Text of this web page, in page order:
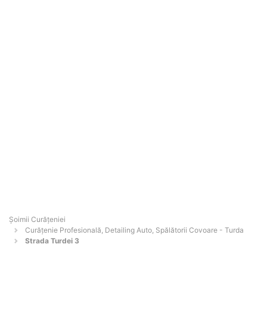
Șoimii Curățeniei
Curățenie Profesională, Detailing Auto, Spălătorii Covoare - Turda
Strada Turdei 3